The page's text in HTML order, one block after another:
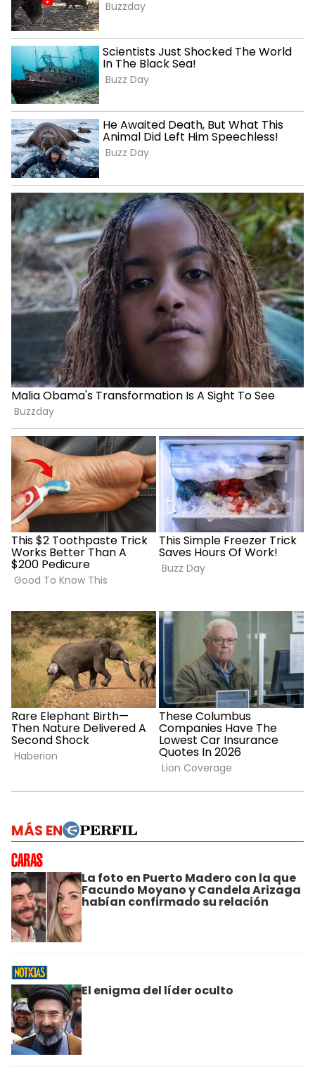
MÁS EN
La foto en Puerto Madero con la que
Facundo Moyano y Candela Arizaga
habían confirmado su relación
El enigma del líder oculto